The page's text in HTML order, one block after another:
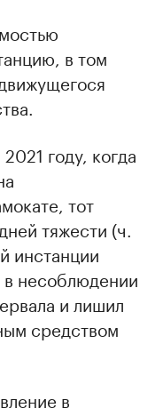
в том
году, когда
тот
тяжести (ч.
инстанции
в несоблюдении
и лишил
средством
в